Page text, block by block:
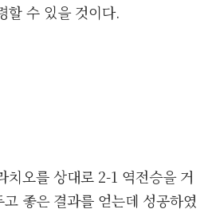
할 수 있을 것이다.
치오를 상대로 2-1 역전승을 거
좋은 결과를 얻는데 성공하였